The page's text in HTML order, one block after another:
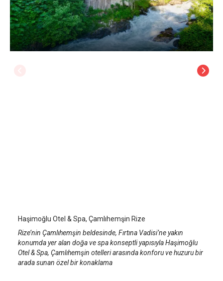
Haşimoğlu Otel & Spa, Çamlıhemşin Rize
Rize’nin Çamlıhemşin beldesinde, Fırtına Vadisi’ne yakın
konumda yer alan doğa ve spa konseptli yapısıyla Haşimoğlu
Otel & Spa, Çamlıhemşin otelleri arasında konforu ve huzuru bir
arada sunan özel bir konaklama